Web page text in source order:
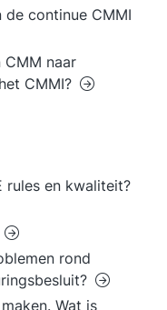
continue CMMI
naar
CMMI?
rules en kwaliteit?
rond
Wat is